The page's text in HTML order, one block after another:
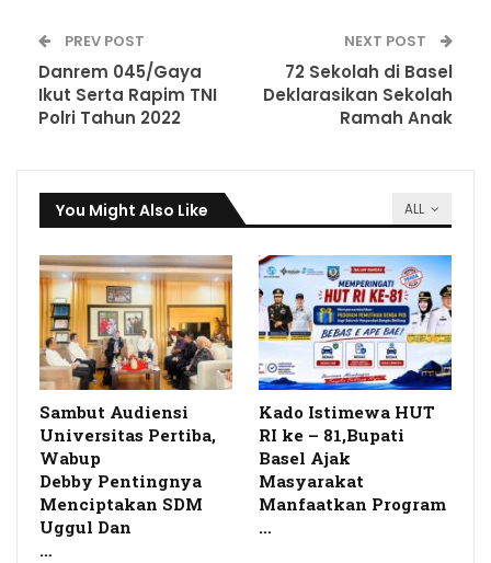
PREV POST
Danrem 045/Gaya
Ikut Serta Rapim TNI
Polri Tahun 2022
NEXT POST
72 Sekolah di Basel
Deklarasikan Sekolah
Ramah Anak
ALL
You Might Also Like
Sambut Audiensi
Universitas Pertiba,
Wabup
Debby Pentingnya
Menciptakan SDM
Uggul Dan
…
Kado Istimewa HUT
RI ke – 81,Bupati
Basel Ajak
Masyarakat
Manfaatkan Program
…